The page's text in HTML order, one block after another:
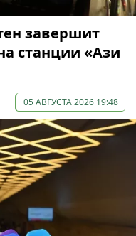
завершит
станции «Ази
05 АВГУСТА 2026 19:48